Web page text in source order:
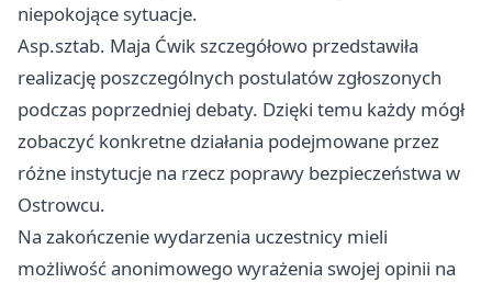
niepokojące sytuacje.
Asp.sztab. Maja Ćwik szczegółowo przedstawiła
realizację poszczególnych postulatów zgłoszonych
podczas poprzedniej debaty. Dzięki temu każdy mógł
zobaczyć konkretne działania podejmowane przez
różne instytucje na rzecz poprawy bezpieczeństwa w
Ostrowcu.
Na zakończenie wydarzenia uczestnicy mieli
możliwość anonimowego wyrażenia swojej opinii na